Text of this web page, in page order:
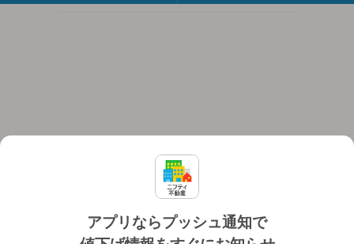
アプリならプッシュ通知で